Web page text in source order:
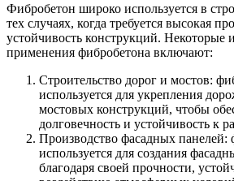
Фибробетон широко используется в
тех случаях, когда требуется высокая
устойчивость конструкций. Некоторые
применения фибробетона включают:
Строительство дорог и мостов:
используется для укрепления
мостовых конструкций, чтобы
долговечность и устойчивость к
Производство фасадных панелей:
используется для создания
благодаря своей прочности,